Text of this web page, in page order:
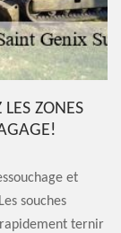
ZONES
et
souches
rapidement ternir